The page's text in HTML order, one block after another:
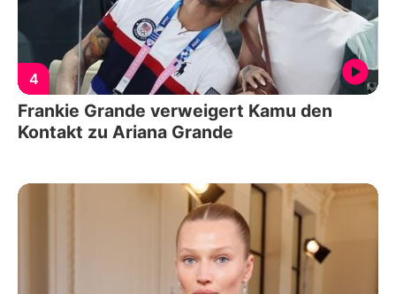
4
Frankie Grande verweigert Kamu den
Kontakt zu Ariana Grande